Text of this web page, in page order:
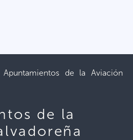
Apuntamientos de la Aviación
de la